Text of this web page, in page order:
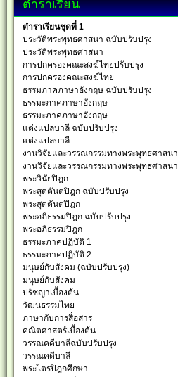
ตำราเรียน
ตำราเรียนชุดที่ 1
ประวัติพระพุทธศาสนา ฉบับปรับปรุง
ประวัติพระพุทธศาสนา
การปกครองคณะสงฆ์ไทยปรับปรุง
การปกครองคณะสงฆ์ไทย
ธรรมภาคภาษาอังกฤษ ฉบับปรับปรุง
ธรรมะภาคภาษาอังกฤษ
ธรรมะภาคภาษาอังกฤษ
แต่งแปลบาลี ฉบับปรับปรุง
แต่งแปลบาลี
งานวิจัยและวรรณกรรมทางพระพุทธศาสนา
งานวิจัยและวรรณกรรมทางพระพุทธศาสนา
พระวินัยปิฎก
พระสุตตันตปิฎก ฉบับปรับปรุง
พระสุตตันตปิฎก
พระอภิธรรมปิฎก ฉบับปรับปรุง
พระอภิธรรมปิฎก
ธรรมะภาคปฏิบัติ 1
ธรรมะภาคปฏิบัติ 2
มนุษย์กับสังคม (ฉบับปรับปรุง)
มนุษย์กับสังคม
ปรัชญาเบื้องต้น
วัฒนธรรมไทย
ภาษากับการสื่อสาร
คณิตศาสตร์เบื้องต้น
วรรณคดีบาลีฉบับปรับปรุง
วรรณคดีบาลี
พระไตรปิฎกศึกษา